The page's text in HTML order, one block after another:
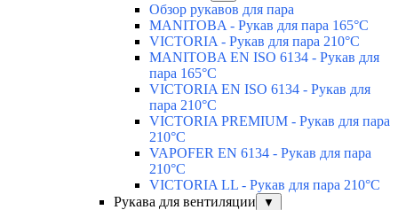
Обзор рукавов для пара
MANITOBA - Рукав для пара 165°C
VICTORIA - Рукав для пара 210°C
MANITOBA EN ISO 6134 - Рукав для
пара 165°C
VICTORIA EN ISO 6134 - Рукав для
пара 210°C
VICTORIA PREMIUM - Рукав для пара
210°C
VAPOFER EN 6134 - Рукав для пара
210°C
VICTORIA LL - Рукав для пара 210°C
Рукава для вентиляции
▼